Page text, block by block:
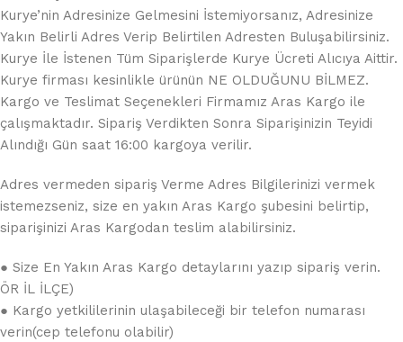
Kurye’nin Adresinize Gelmesini İstemiyorsanız, Adresinize
Yakın Belirli Adres Verip Belirtilen Adresten Buluşabilirsiniz.
Kurye İle İstenen Tüm Siparişlerde Kurye Ücreti Alıcıya Aittir.
Kurye firması kesinlikle ürünün NE OLDUĞUNU BİLMEZ.
Kargo ve Teslimat Seçenekleri Firmamız Aras Kargo ile
çalışmaktadır. Sipariş Verdikten Sonra Siparişinizin Teyidi
Alındığı Gün saat 16:00 kargoya verilir.
Adres vermeden sipariş Verme Adres Bilgilerinizi vermek
istemezseniz, size en yakın Aras Kargo şubesini belirtip,
siparişinizi Aras Kargodan teslim alabilirsiniz.
● Size En Yakın Aras Kargo detaylarını yazıp sipariş verin.
ÖR İL İLÇE)
● Kargo yetkililerinin ulaşabileceği bir telefon numarası
verin(cep telefonu olabilir)